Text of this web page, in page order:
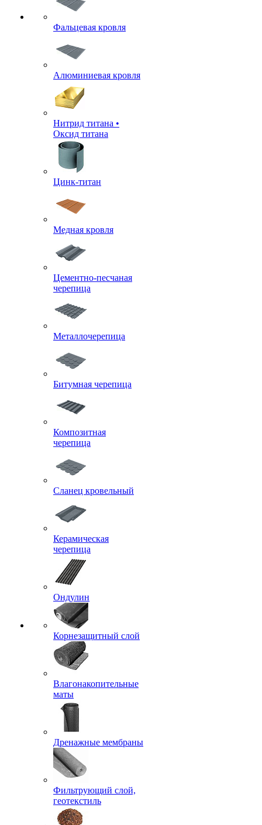
Фальцевая кровля
Алюминиевая кровля
Нитрид титана •
Оксид титана
Цинк-титан
Медная кровля
Цементно-песчаная
черепица
Металлочерепица
Битумная черепица
Композитная
черепица
Сланец кровельный
Керамическая
черепица
Ондулин
Корнезащитный слой
Влагонакопительные
маты
Дренажные мембраны
Фильтрующий слой,
геотекстиль